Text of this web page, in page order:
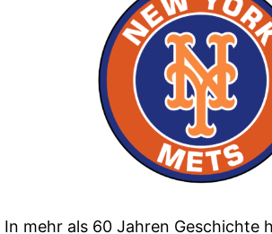
In mehr als 60 Jahren Geschichte